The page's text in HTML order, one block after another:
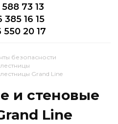
588 73 13
385 16 15
550 20 17
безопасности
Grand Line
и стеновые
Line